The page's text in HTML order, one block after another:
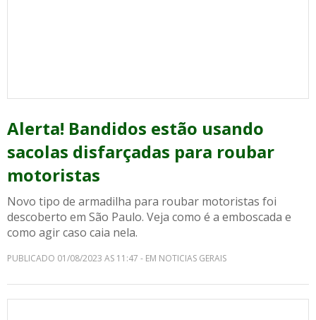
Alerta! Bandidos estão usando
sacolas disfarçadas para roubar
motoristas
Novo tipo de armadilha para roubar motoristas foi
descoberto em São Paulo. Veja como é a emboscada e
como agir caso caia nela.
PUBLICADO 01/08/2023 AS 11:47 - EM NOTICIAS GERAIS